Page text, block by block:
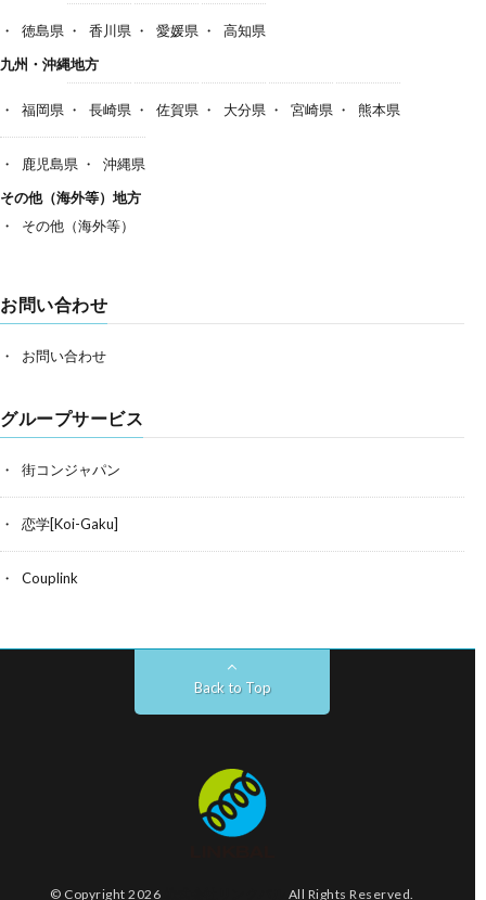
徳島県 香川県 愛媛県
高知県
九州・沖縄地方
福岡県 長崎県 佐賀県 大分県 宮崎県 熊本県
鹿児島県
沖縄県
その他（海外等）地方
その他（海外等）
お問い合わせ
お問い合わせ
グループサービス
街コンジャパン
恋学[Koi-Gaku]
Couplink
Back to Top
© Copyright 2026 All Rights Reserved.